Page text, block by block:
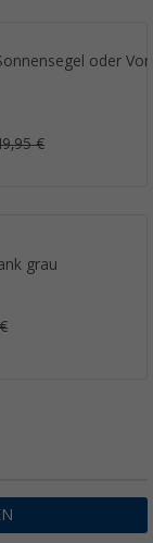
oder
€
grau
für Florida /